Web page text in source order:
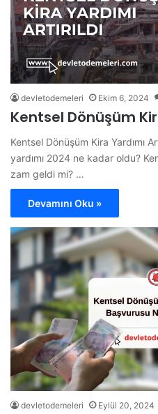
devletodemeleri Ekim 6, 2024
Kentsel Dönüşüm
Kentsel Dönüşüm Kira Yardımı
yardımı 2024 ne kadar oldu?
zam geldi mi? …
Devamını Oku »
devletodemeleri Eylül 20, 2024